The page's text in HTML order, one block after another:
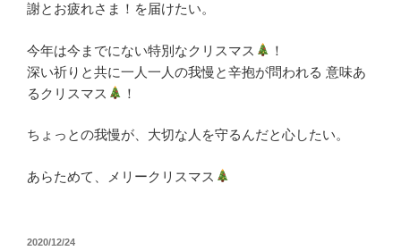
謝とお疲れさま！を届けたい。
今年は今までにない特別なクリスマス
！
深い祈りと共に一人一人の我慢と辛抱が問われる 意味あ
るクリスマス
！
ちょっとの我慢が、大切な人を守るんだと心したい。
あらためて、メリークリスマス
投
2020/12/24